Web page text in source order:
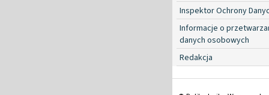
Inspektor Ochrony
Informacje o
danych osobowych
Redakcja